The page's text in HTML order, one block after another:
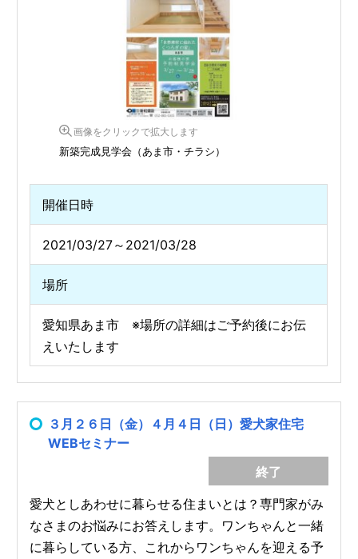
画像をクリックで拡大します
新築完成見学会（あま市・チラシ）
開催日時
2021/03/27～2021/03/28
場所
愛知県あま市 ※場所の詳細はご予約後にお伝
えいたします
３月２６日（金）４月４日（日）愛犬家住宅
WEBセミナー
終了
愛犬としあわせに暮らせる住まいとは？専門家がみ
なさまのお悩みにお答えします。ワンちゃんと一緒
に暮らしている方、これからワンちゃんを迎える予